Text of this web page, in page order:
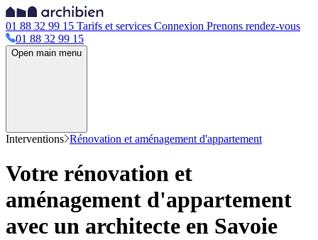
01 88 32 99 15 Tarifs et services Connexion Prenons rendez-vous
01 88 32 99 15
Open main menu
Interventions Rénovation et aménagement d'appartement
Votre rénovation et
aménagement d'appartement
avec un architecte en Savoie